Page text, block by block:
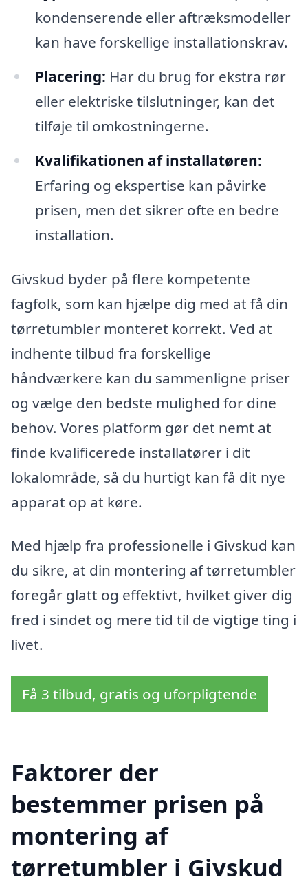
kondenserende eller aftræksmodeller
kan have forskellige installationskrav.
Placering: Har du brug for ekstra rør
eller elektriske tilslutninger, kan det
tilføje til omkostningerne.
Kvalifikationen af installatøren:
Erfaring og ekspertise kan påvirke
prisen, men det sikrer ofte en bedre
installation.
Givskud byder på flere kompetente
fagfolk, som kan hjælpe dig med at få din
tørretumbler monteret korrekt. Ved at
indhente tilbud fra forskellige
håndværkere kan du sammenligne priser
og vælge den bedste mulighed for dine
behov. Vores platform gør det nemt at
finde kvalificerede installatører i dit
lokalområde, så du hurtigt kan få dit nye
apparat op at køre.
Med hjælp fra professionelle i Givskud kan
du sikre, at din montering af tørretumbler
foregår glatt og effektivt, hvilket giver dig
fred i sindet og mere tid til de vigtige ting i
livet.
Få 3 tilbud, gratis og uforpligtende
Faktorer der
bestemmer prisen på
montering af
tørretumbler i Givskud